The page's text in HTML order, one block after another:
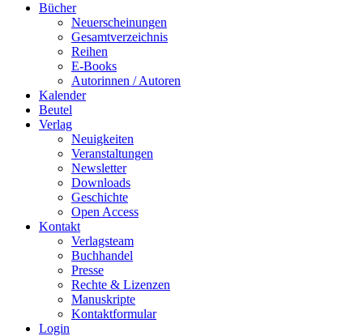
Bücher
Neuerscheinungen
Gesamtverzeichnis
Reihen
E-Books
Autorinnen / Autoren
Kalender
Beutel
Verlag
Neuigkeiten
Veranstaltungen
Newsletter
Downloads
Geschichte
Open Access
Kontakt
Verlagsteam
Buchhandel
Presse
Rechte & Lizenzen
Manuskripte
Kontaktformular
Login